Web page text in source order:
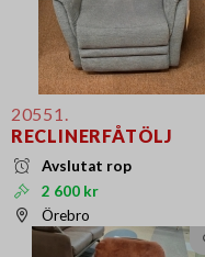
20551.
RECLINERFÅTÖLJ
Avslutat rop
2 600 kr
Örebro